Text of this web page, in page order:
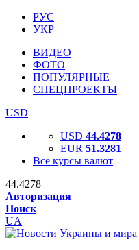
РУС
УКР
ВИДЕО
ФОТО
ПОПУЛЯРНЫЕ
СПЕЦПРОЕКТЫ
USD
USD 44.4278
EUR 51.3281
Все курсы валют
44.4278
Авторизация
Поиск
UA